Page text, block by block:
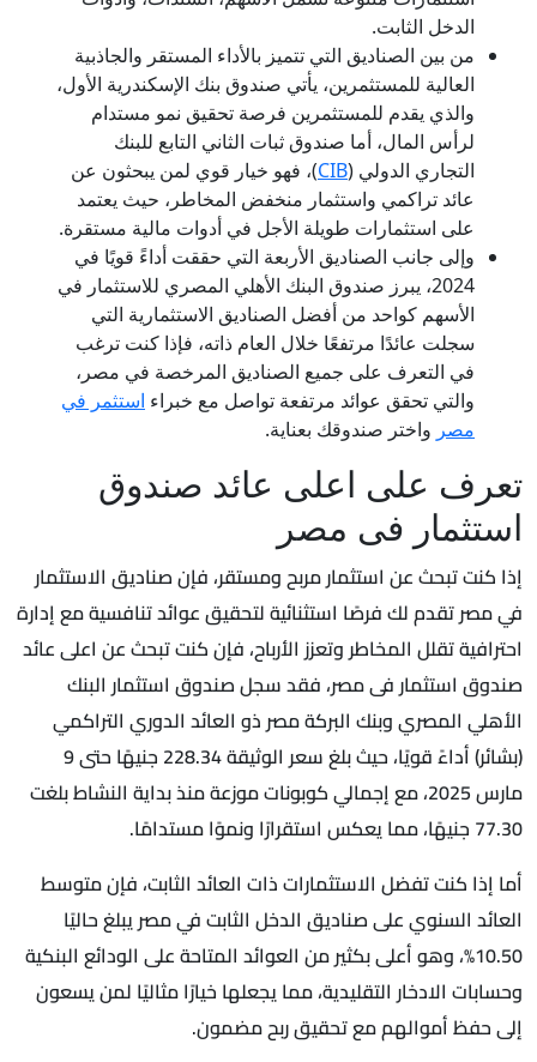
الدخل الثابت.
من بين الصناديق التي تتميز بالأداء المستقر والجاذبية
العالية للمستثمرين، يأتي صندوق بنك الإسكندرية الأول،
والذي يقدم للمستثمرين فرصة تحقيق نمو مستدام
لرأس المال، أما صندوق ثبات الثاني التابع للبنك
التجاري الدولي (CIB)، فهو خيار قوي لمن يبحثون عن
عائد تراكمي واستثمار منخفض المخاطر، حيث يعتمد
على استثمارات طويلة الأجل في أدوات مالية مستقرة.
وإلى جانب الصناديق الأربعة التي حققت أداءً قويًا في
2024، يبرز صندوق البنك الأهلي المصري للاستثمار في
الأسهم كواحد من أفضل الصناديق الاستثمارية التي
سجلت عائدًا مرتفعًا خلال العام ذاته، فإذا كنت ترغب
في التعرف على جميع الصناديق المرخصة في مصر،
والتي تحقق عوائد مرتفعة تواصل مع خبراء استثمر في
مصر واختر صندوقك بعناية.
تعرف على اعلى عائد صندوق
استثمار فى مصر
إذا كنت تبحث عن استثمار مربح ومستقر، فإن صناديق الاستثمار
في مصر تقدم لك فرصًا استثنائية لتحقيق عوائد تنافسية مع إدارة
احترافية تقلل المخاطر وتعزز الأرباح، فإن كنت تبحث عن اعلى عائد
صندوق استثمار فى مصر، فقد سجل صندوق استثمار البنك
الأهلي المصري وبنك البركة مصر ذو العائد الدوري التراكمي
(بشائر) أداءً قويًا، حيث بلغ سعر الوثيقة 228.34 جنيهًا حتى 9
مارس 2025، مع إجمالي كوبونات موزعة منذ بداية النشاط بلغت
77.30 جنيهًا، مما يعكس استقرارًا ونموًا مستدامًا.
أما إذا كنت تفضل الاستثمارات ذات العائد الثابت، فإن متوسط
العائد السنوي على صناديق الدخل الثابت في مصر يبلغ حاليًا
10.50%، وهو أعلى بكثير من العوائد المتاحة على الودائع البنكية
وحسابات الادخار التقليدية، مما يجعلها خيارًا مثاليًا لمن يسعون
إلى حفظ أموالهم مع تحقيق ربح مضمون.